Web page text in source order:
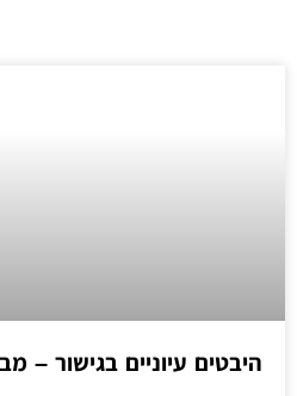
היבטים עיוניים בגישור –